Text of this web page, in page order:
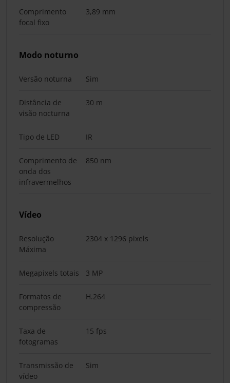
Comprimento
focal fixo
3,89 mm
Modo noturno
Versão noturna Sim
Distância de
visão nocturna
30 m
Tipo de LED IR
Comprimento de
onda dos
infravermelhos
850 nm
Vídeo
Resolução
Máxima
2304 x 1296 pixels
Megapixels totais 3 MP
Formatos de
compressão
H.264
Taxa de
fotogramas
15 fps
Transmissão de
vídeo
Sim